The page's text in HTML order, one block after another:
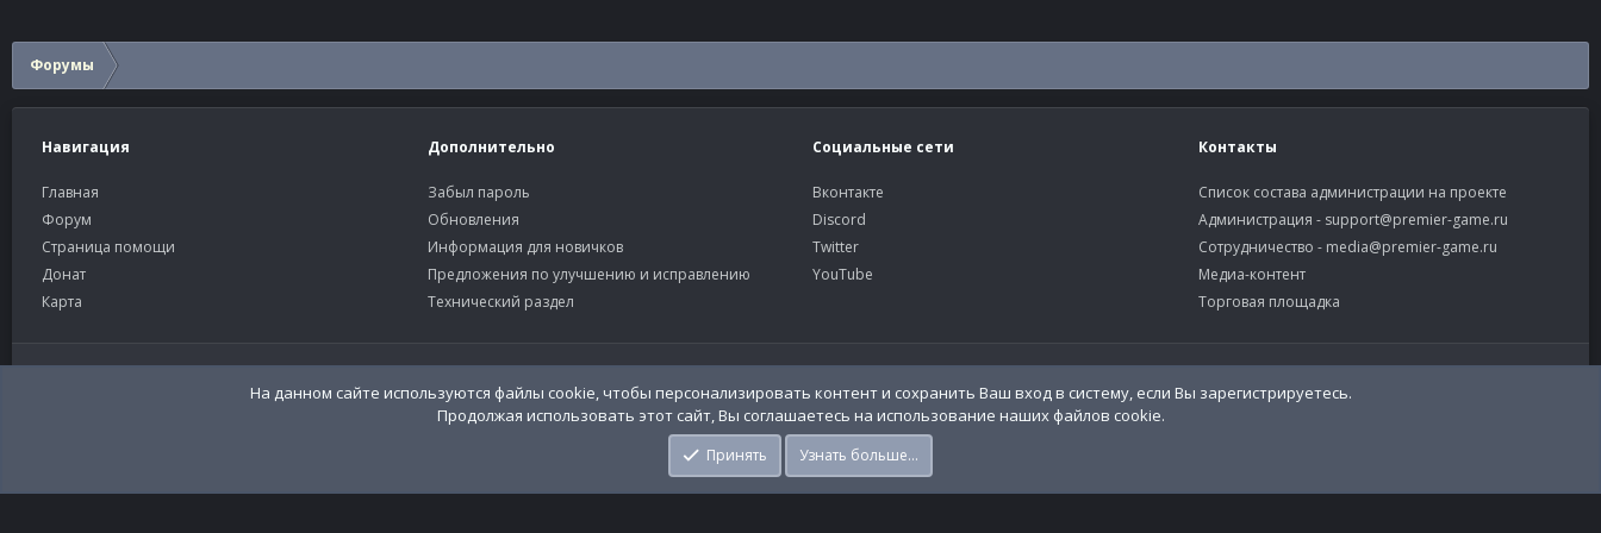
Форумы
Навигация
Главная
Форум
Страница помощи
Донат
Карта
Дополнительно
Забыл пароль
Обновления
Информация для новичков
Предложения по улучшению и исправлению
Технический раздел
Социальные сети
Вконтакте
Discord
Twitter
YouTube
Контакты
Список состава администрации на проекте
Администрация - support@premier-game.ru
Сотрудничество - media@premier-game.ru
Медиа-контент
Торговая площадка
Russian (RU) Условия и правила Политика конфиденциальности
На данном сайте используются файлы cookie, чтобы персонализировать контент и сохранить Ваш вход в систему, если Вы зарегистрируетесь.
Продолжая использовать этот сайт, Вы соглашаетесь на использование наших файлов cookie.
Принять Узнать больше…